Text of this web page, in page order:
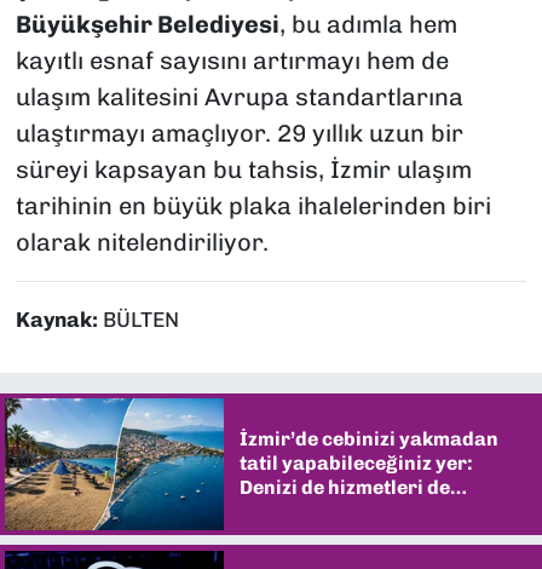
Büyükşehir Belediyesi, bu adımla hem
kayıtlı esnaf sayısını artırmayı hem de
ulaşım kalitesini Avrupa standartlarına
ulaştırmayı amaçlıyor. 29 yıllık uzun bir
süreyi kapsayan bu tahsis, İzmir ulaşım
tarihinin en büyük plaka ihalelerinden biri
olarak nitelendiriliyor.
Kaynak: BÜLTEN
İzmir’de cebinizi yakmadan
tatil yapabileceğiniz yer:
Denizi de hizmetleri de